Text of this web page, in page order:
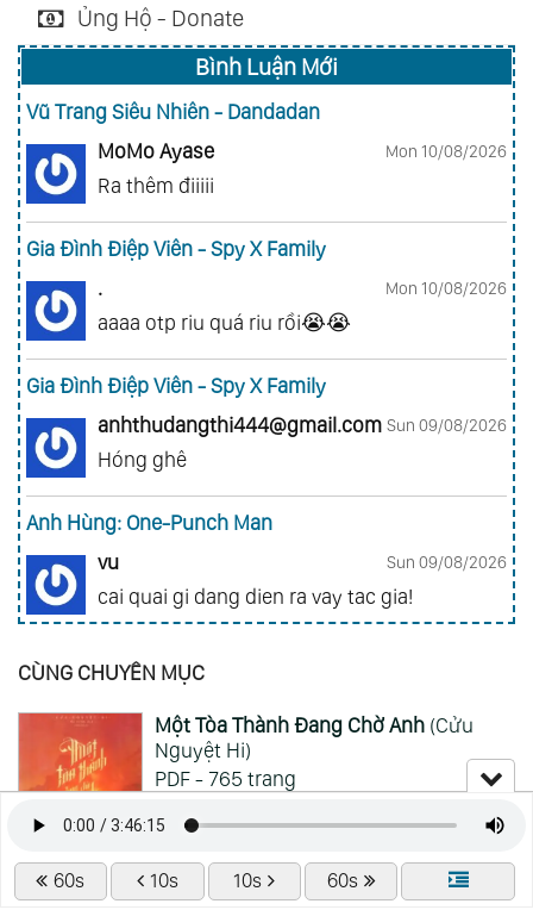
60s 10s 10s 60s
Ủng Hộ - Donate
Bình Luận Mới
Vũ Trang Siêu Nhiên - Dandadan
MoMo Ayase
Mon 10/08/2026
Ra thêm điiiii
Gia Đình Điệp Viên - Spy X Family
.
Mon 10/08/2026
aaaa otp riu quá riu rồi😭😭
Gia Đình Điệp Viên - Spy X Family
anhthudangthi444@gmail.com Sun 09/08/2026
Hóng ghê
Anh Hùng: One-Punch Man
vu
Sun 09/08/2026
cai quai gi dang dien ra vay tac gia!
Đảo Hải Tặc - One Piece
Nhớ quá nhớ,nhiều lúc muốn côi mà không
xem được phải xem rivew, giờ có cái app này
đọc sướng ghê
CÙNG CHUYÊN MỤC
Một Tòa Thành Đang Chờ Anh(Cửu
Nguyệt Hi)
PDF - 765 trang
Lượt tải : 1411